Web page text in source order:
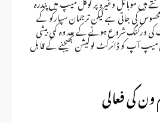
محسوس کی جاتی ہے لیکن ترجمان سپارکو کے
ورکنگ شروع ہونے کے بعد وہ کمی بیشی
آپ کو ڈائرکٹ لوکیشن بھیجنے کے قابل
کی فعالی